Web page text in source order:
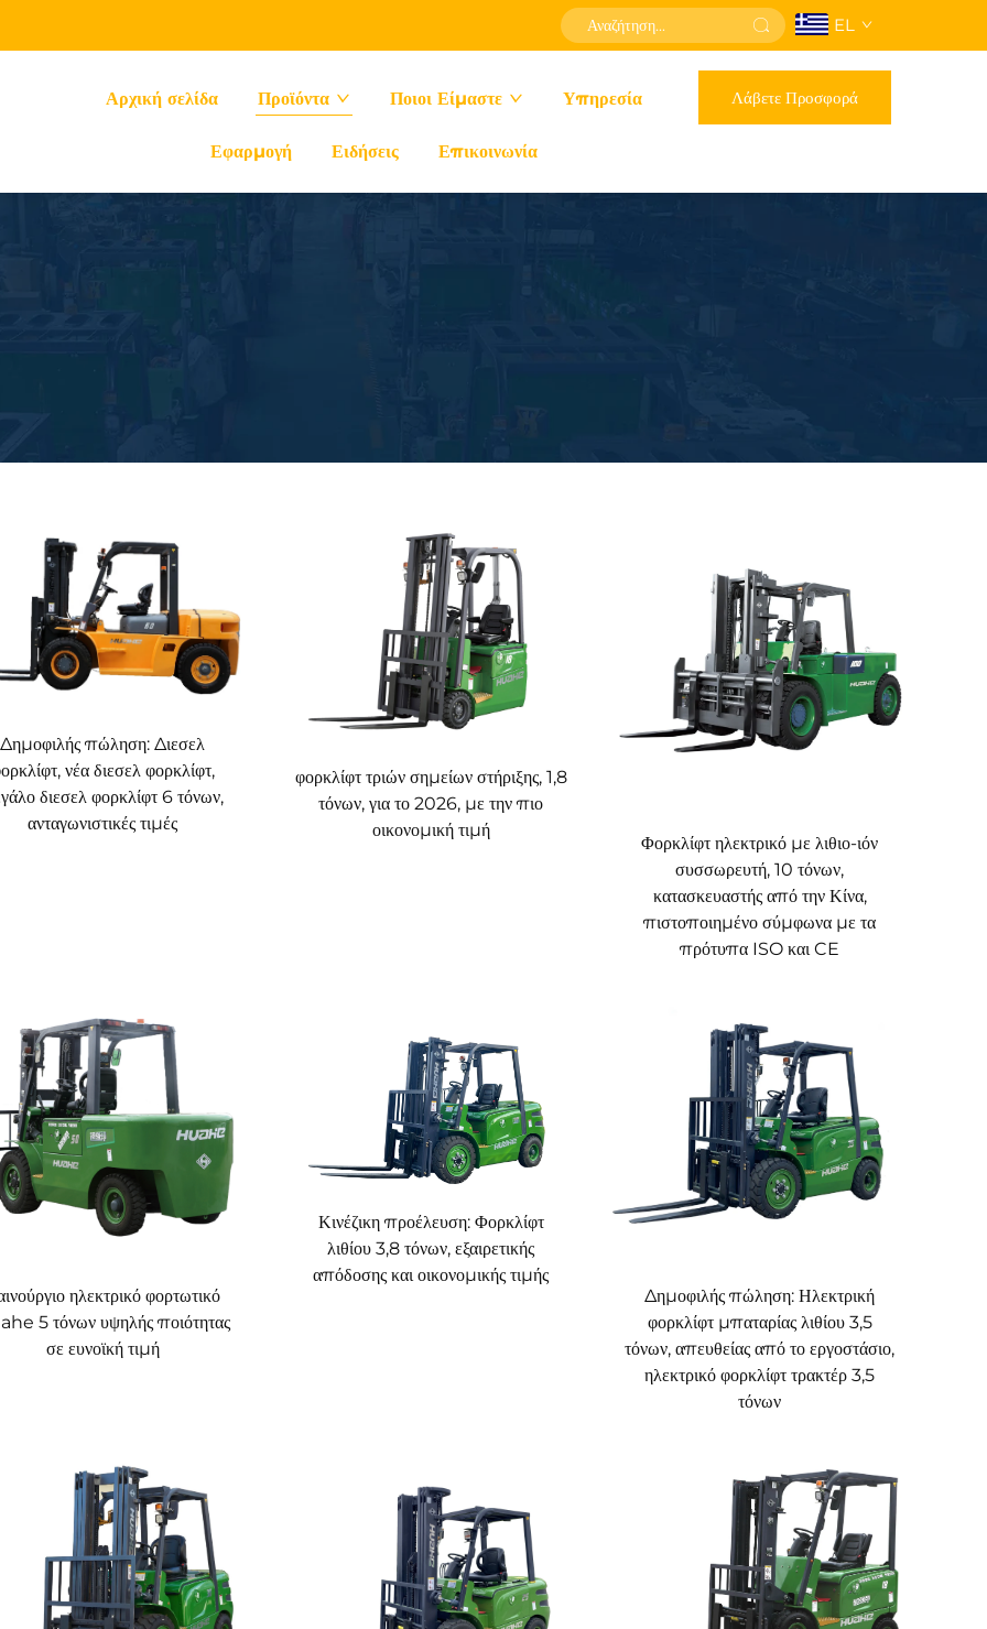
EL
Αρχική σελίδα Προϊόντα Ποιοι Είμαστε Υπηρεσία
Εφαρμογή Ειδήσεις Επικοινωνία
Λάβετε Προσφορά
Δημοφιλής πώληση: Διεσελ
νέα διεσελ φορκλίφτ,
διεσελ φορκλίφτ 6 τόνων,
ανταγωνιστικές τιμές
φορκλίφτ τριών σημείων στήριξης, 1,8
τόνων, για το 2026, με την πιο
οικονομική τιμή
Φορκλίφτ ηλεκτρικό με λιθιο-ιόν
συσσωρευτή, 10 τόνων,
κατασκευαστής από την Κίνα,
πιστοποιημένο σύμφωνα με τα
πρότυπα ISO και CE
ηλεκτρικό φορτωτικό
5 τόνων υψηλής ποιότητας
σε ευνοϊκή τιμή
Κινέζικη προέλευση: Φορκλίφτ
λιθίου 3,8 τόνων, εξαιρετικής
απόδοσης και οικονομικής τιμής
Δημοφιλής πώληση: Ηλεκτρική
φορκλίφτ μπαταρίας λιθίου 3,5
τόνων, απευθείας από το εργοστάσιο,
ηλεκτρικό φορκλίφτ τρακτέρ 3,5
τόνων